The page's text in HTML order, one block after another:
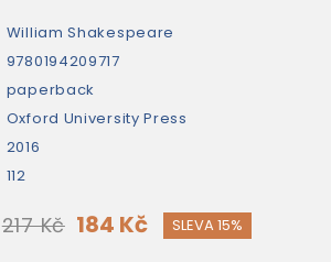
William Shakespeare
9780194209717
paperback
Oxford University Press
2016
112
217 Kč 184 Kč SLEVA 15%